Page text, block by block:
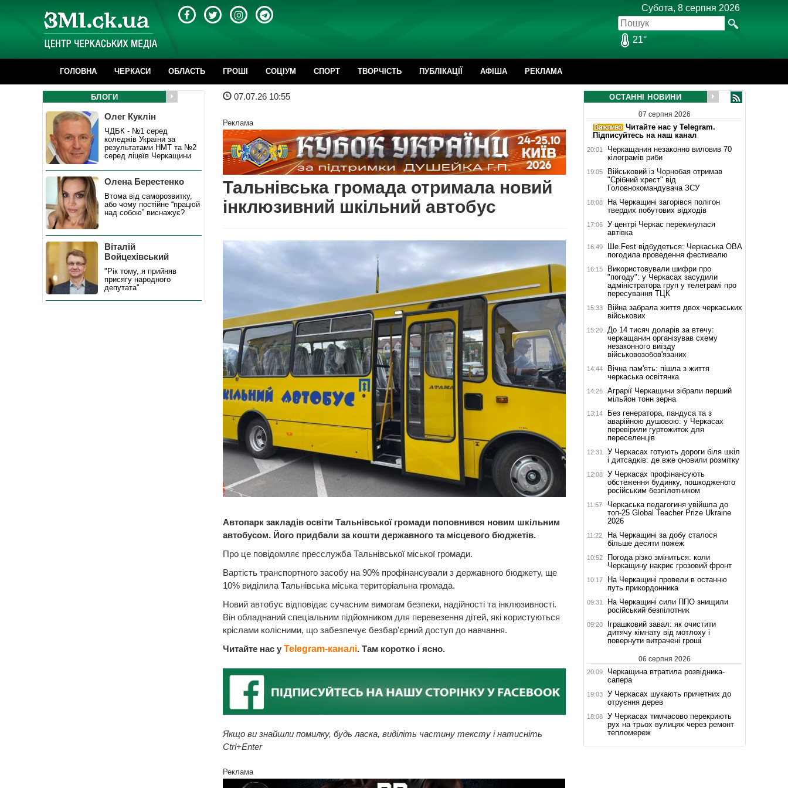
Субота, 8 серпня 2026
21°
ГОЛОВНА ЧЕРКАСИ ОБЛАСТЬ ГРОШІ CОЦІУМ СПОРТ ТВОРЧІСТЬ ПУБЛІКАЦІЇ АФІША РЕКЛАМА
07.07.26 10:55
Реклама
Тальнівська громада отримала новий
інклюзивний шкільний автобус
Автопарк закладів освіти Тальнівської громади поповнився новим шкільним
автобусом. Його придбали за кошти державного та місцевого бюджетів.
Про це повідомляє пресслужба Тальнівської міської громади.
Вартість транспортного засобу на 90% профінансували з державного бюджету, ще
10% виділила Тальнівська міська територіальна громада.
Новий автобус відповідає сучасним вимогам безпеки, надійності та інклюзивності.
Він обладнаний спеціальним підйомником для перевезення дітей, які користуються
кріслами колісними, що забезпечує безбар'єрний доступ до навчання.
Читайте нас у Telegram-каналі. Там коротко і ясно.
Якщо ви знайшли помилку, будь ласка, виділіть частину тексту і натисніть
Ctrl+Enter
Реклама
БЛОГИ
Олег Куклін
ЧДБК - №1 серед
коледжів України за
результатами НМТ та №2
серед ліцеїв Черкащини
Олена Берестенко
Втома від саморозвитку,
або чому постійне “працюй
над собою” виснажує?
Віталій
Войцехівський
"Рік тому, я прийняв
присягу народного
депутата"
ОСТАННІ НОВИНИ
07 серпня 2026
Читайте нас у Telegram.
Підписуйтесь на наш канал
20:01
Черкащанин незаконно виловив 70
кілограмів риби
19:05
Військовий із Чорнобая отримав
"Срібний хрест" від
Головнокомандувача ЗСУ
18:08
На Черкащині загорівся полігон
твердих побутових відходів
17:06
У центрі Черкас перекинулася
автівка
16:49
Ше.Fest відбудеться: Черкаська ОВА
погодила проведення фестивалю
16:15
Використовували шифри про
"погоду": у Черкасах засудили
адміністратора груп у телеграмі про
пересування ТЦК
15:33
Війна забрала життя двох черкаських
військових
15:20
До 14 тисяч доларів за втечу:
черкащанин організував схему
незаконного виїзду
військовозобов'язаних
14:44
Вічна пам'ять: пішла з життя
черкаська освітянка
14:26
Аграрії Черкащини зібрали перший
мільйон тонн зерна
13:14
Без генератора, пандуса та з
аварійною душовою: у Черкасах
перевірили гуртожиток для
переселенців
12:31
У Черкасах готують дороги біля шкіл
і дитсадків: де вже оновили розмітку
12:08
У Черкасах профінансують
обстеження будинку, пошкодженого
російським безпілотником
11:57
Черкаська педагогиня увійшла до
топ-25 Global Teacher Prize Ukraine
2026
11:22
На Черкащині за добу сталося
більше десяти пожеж
10:52
Погода різко зміниться: коли
Черкащину накриє грозовий фронт
10:17
На Черкащині провели в останню
путь прикордонника
09:31
На Черкащині сили ППО знищили
російський безпілотник
09:20
Іграшковий завал: як очистити
дитячу кімнату від мотлоху і
повернути витрачені гроші
06 серпня 2026
20:09
Черкащина втратила розвідника-
сапера
19:03
У Черкасах шукають причетних до
отруєння дерев
18:08
У Черкасах тимчасово перекриють
рух на трьох вулицях через ремонт
тепломереж